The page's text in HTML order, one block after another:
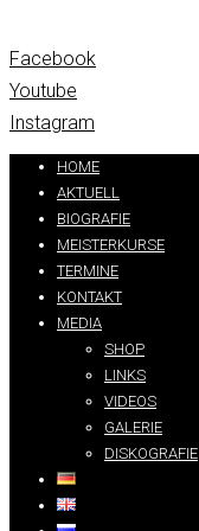
Facebook
Youtube
Instagram
HOME
AKTUELL
BIOGRAFIE
MEISTERKURSE
TERMINE
KONTAKT
MEDIA
SHOP
LINKS
VIDEOS
GALERIE
DISKOGRAFIE